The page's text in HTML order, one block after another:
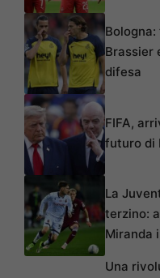
Brassier
difesa
FIFA,
futuro di
La
terzino:
Miranda
Una